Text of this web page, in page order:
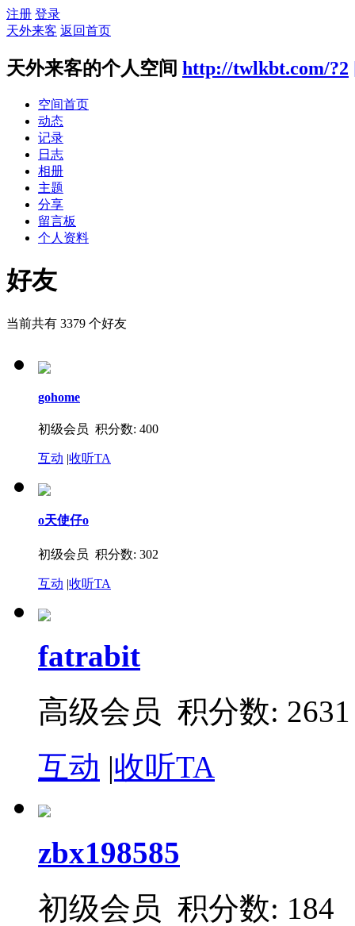
注册 登录
天外来客 返回首页
天外来客的个人空间 http://twlkbt.com/?2
空间首页
动态
记录
日志
相册
主题
分享
留言板
个人资料
好友
当前共有 3379 个好友
gohome
初级会员 积分数: 400
互动 |收听TA
o天使仔o
初级会员 积分数: 302
互动 |收听TA
fatrabit
高级会员 积分数: 2631
互动 |收听TA
zbx198585
初级会员 积分数: 184